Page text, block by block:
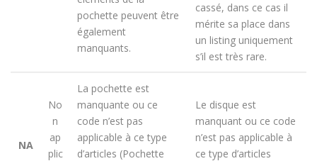
pochette peuvent être
également
manquants.
cassé, dans ce cas il
mérite sa place dans
un listing uniquement
s’il est très rare.
NA
No
n
ap
plic
La pochette est
manquante ou ce
code n’est pas
applicable à ce type
d’articles (Pochette
Le disque est
manquant ou ce code
n’est pas applicable à
ce type d’articles